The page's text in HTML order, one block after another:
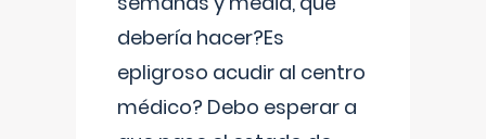
debería hacer?Es
epligroso acudir al centro
médico? Debo esperar a